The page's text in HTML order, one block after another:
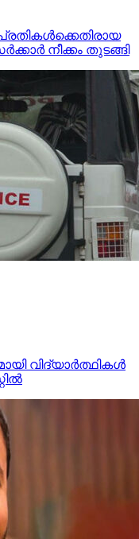
നീക്കം തുടങ്ങി
വിദ്യാര്‍ത്ഥികള്‍